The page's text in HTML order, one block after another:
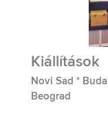
Kiállítások
Novi Sad *
Beograd